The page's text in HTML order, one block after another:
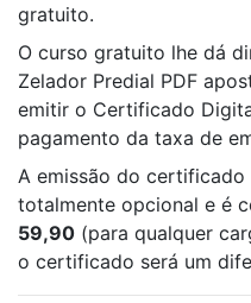
gratuito.
O curso gratuito lhe dá
Zelador Predial PDF
emitir o Certificado
pagamento da taxa de
A emissão do
totalmente opcional e é
59,90 (para qualquer
o certificado será um